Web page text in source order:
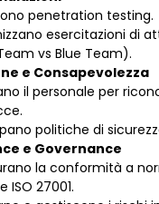
penetration testing.
esercitazioni di
vs Blue Team).
e Consapevolezza
il personale per
politiche di
e Governance
la conformità a
ISO 27001.